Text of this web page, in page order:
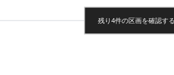
残り4件の区画を確認する